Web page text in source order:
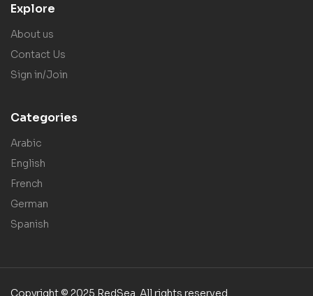
Explore
About us
Contact Us
Sign in/Join
Categories
Arabic
English
French
German
Spanish
Copyright © 2025 RedSea. All rights reserved.